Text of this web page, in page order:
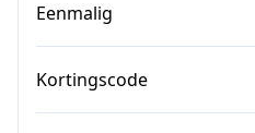
Eenmalig
Kortingscode